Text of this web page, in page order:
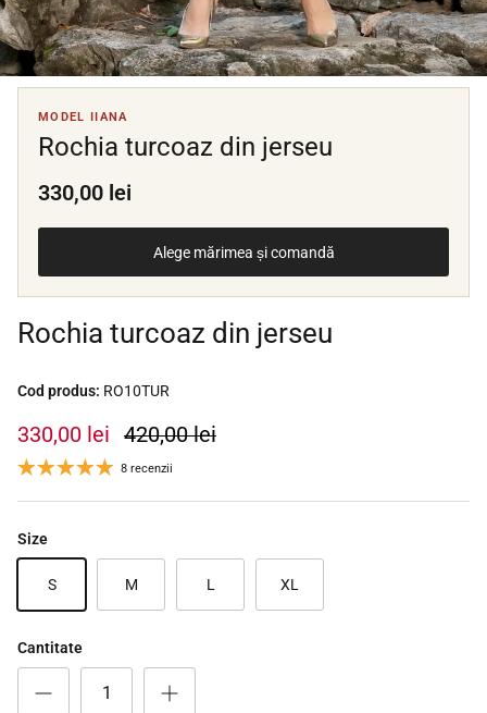
MODEL IIANA
Rochia turcoaz din jerseu
330,00 lei
Alege mărimea și comandă
Rochia turcoaz din jerseu
Cod produs: RO10TUR
330,00 lei 420,00 lei
8 recenzii
Size
S M L XL
Cantitate